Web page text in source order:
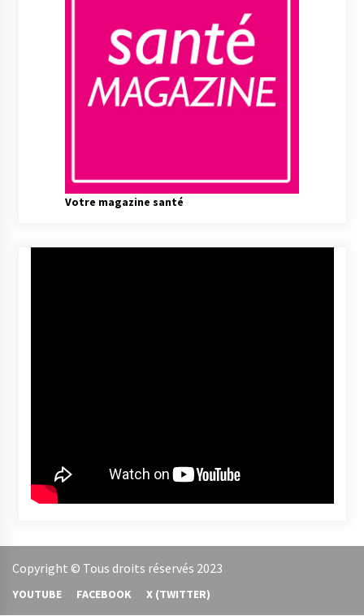
Votre magazine santé
YOUTUBE FACEBOOK X (TWITTER)